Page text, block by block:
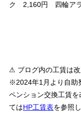
ク 2,160円 四輪ア
⚠ ブログ内の工賃は改
※2024年1月より自助
ペンション交換工賃
てはHP工賃表を参照